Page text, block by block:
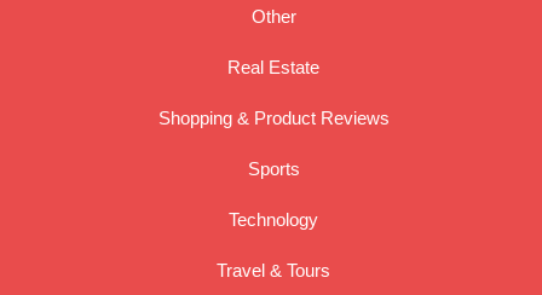
Other
Real Estate
Shopping & Product Reviews
Sports
Technology
Travel & Tours